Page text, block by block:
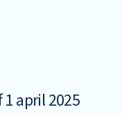
april 2025